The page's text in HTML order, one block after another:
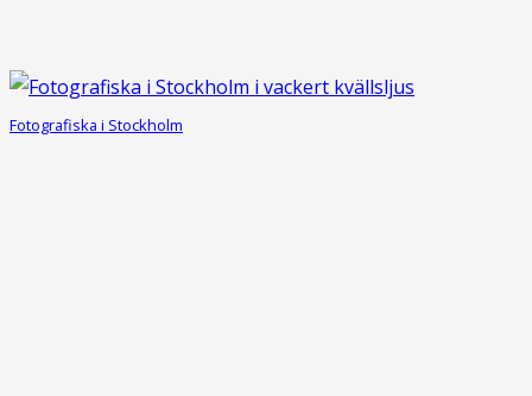
Fotografiska i Stockholm